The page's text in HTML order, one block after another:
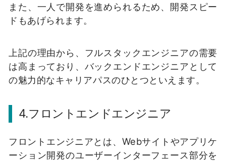
また、一人で開発を進められるため、開発スピー
ドもあげられます。
上記の理由から、フルスタックエンジニアの需要
は高まっており、バックエンドエンジニアとして
の魅力的なキャリアパスのひとつといえます。
4.フロントエンドエンジニア
フロントエンジニアとは、Webサイトやアプリケ
ーション開発のユーザーインターフェース部分を